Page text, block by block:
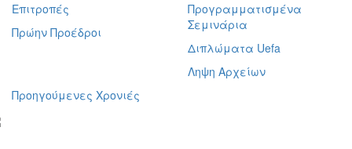
Επιτροπές
Πρώην Προέδροι
Προγραμματισμένα
Σεμινάρια
Διπλώματα Uefa
Ληψη Αρχείων
Προηγούμενες Χρονιές